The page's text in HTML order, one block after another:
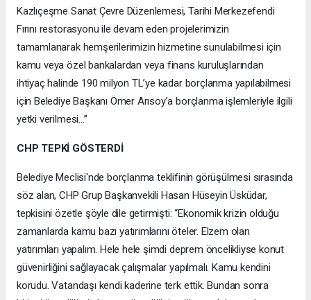
Kazlıçeşme Sanat Çevre Düzenlemesi, Tarihi Merkezefendi
Fırını restorasyonu ile devam eden projelerimizin
tamamlanarak hemşerilerimizin hizmetine sunulabilmesi için
kamu veya özel bankalardan veya finans kuruluşlarından
ihtiyaç halinde 190 milyon TL’ye kadar borçlanma yapılabilmesi
için Belediye Başkanı Ömer Arısoy’a borçlanma işlemleriyle ilgili
yetki verilmesi…”
CHP TEPKİ GÖSTERDİ
Belediye Meclisi'nde borçlanma teklifinin görüşülmesi sırasında
söz alan, CHP Grup Başkanvekili Hasan Hüseyin Üsküdar,
tepkisini özetle şöyle dile getirmişti: “Ekonomik krizin olduğu
zamanlarda kamu bazı yatırımlarını öteler. Elzem olan
yatırımları yapalım. Hele hele şimdi deprem öncelikliyse konut
güvenirliğini sağlayacak çalışmalar yapılmalı. Kamu kendini
korudu. Vatandaşı kendi kaderine terk ettik. Bundan sonra